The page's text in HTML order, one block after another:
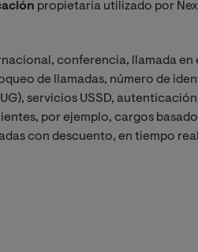
propietaria utilizado por
conferencia, llamada en
de llamadas, número de
servicios USSD,
por ejemplo, cargos
con descuento, en tiempo